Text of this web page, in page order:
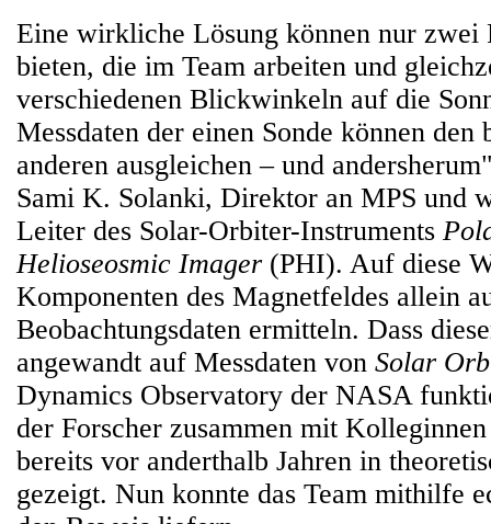
Eine wirkliche Lösung können nur zwei
bieten, die im Team arbeiten und
verschiedenen Blickwinkeln auf die
Messdaten der einen Sonde können den
anderen ausgleichen – und
Sami K. Solanki, Direktor an MPS und
Leiter des Solar-Orbiter-Instruments
Helioseosmic Imager (PHI). Auf diese
Komponenten des Magnetfeldes allein
Beobachtungsdaten ermitteln. Dass
angewandt auf Messdaten von Solar
Dynamics Observatory der NASA
der Forscher zusammen mit
bereits vor anderthalb Jahren in
gezeigt. Nun konnte das Team mithilfe